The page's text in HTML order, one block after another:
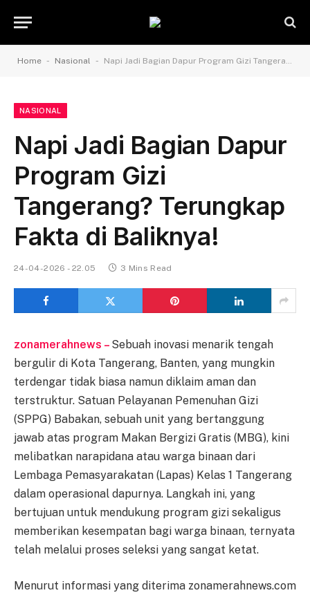
Home - Nasional - Napi Jadi Bagian Dapur Program Gizi Tangerang? Terungkap Fakta di Baliknya!
NASIONAL
Napi Jadi Bagian Dapur
Program Gizi
Tangerang? Terungkap
Fakta di Baliknya!
24-04-2026 - 22.05 3 Mins Read
zonamerahnews – Sebuah inovasi menarik tengah
bergulir di Kota Tangerang, Banten, yang mungkin
terdengar tidak biasa namun diklaim aman dan
terstruktur. Satuan Pelayanan Pemenuhan Gizi
(SPPG) Babakan, sebuah unit yang bertanggung
jawab atas program Makan Bergizi Gratis (MBG), kini
melibatkan narapidana atau warga binaan dari
Lembaga Pemasyarakatan (Lapas) Kelas 1 Tangerang
dalam operasional dapurnya. Langkah ini, yang
bertujuan untuk mendukung program gizi sekaligus
memberikan kesempatan bagi warga binaan, ternyata
telah melalui proses seleksi yang sangat ketat.
Menurut informasi yang diterima zonamerahnews.com